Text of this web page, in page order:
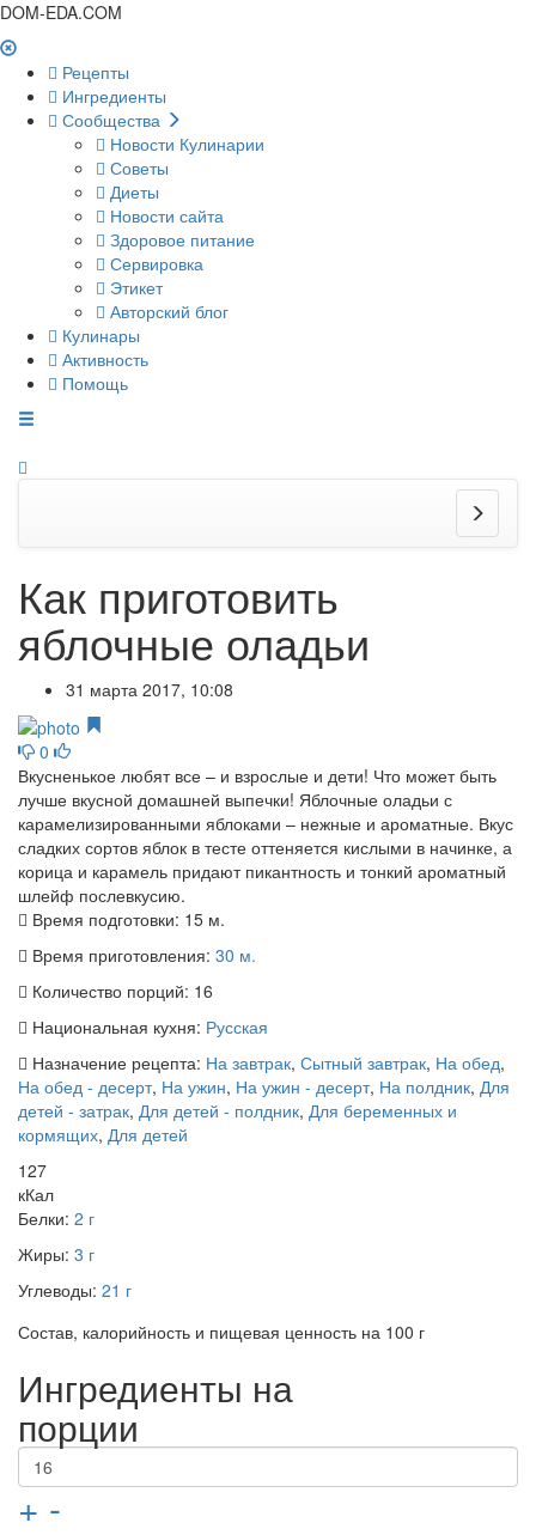
DOM-EDA.COM
Рецепты
Ингредиенты
Сообщества
Новости Кулинарии
Советы
Диеты
Новости сайта
Здоровое питание
Сервировка
Этикет
Авторский блог
Кулинары
Активность
Помощь
Как приготовить
яблочные оладьи
31 марта 2017, 10:08
0
Вкусненькое любят все – и взрослые и дети! Что может быть
лучше вкусной домашней выпечки! Яблочные оладьи с
карамелизированными яблоками – нежные и ароматные. Вкус
сладких сортов яблок в тесте оттеняется кислыми в начинке, а
корица и карамель придают пикантность и тонкий ароматный
шлейф послевкусию.
Время подготовки: 15 м.
Время приготовления: 30 м.
Количество порций: 16
Национальная кухня: Русская
Назначение рецепта: На завтрак, Сытный завтрак, На обед,
На обед - десерт, На ужин, На ужин - десерт, На полдник, Для
детей - затрак, Для детей - полдник, Для беременных и
кормящих, Для детей
127
кКал
Белки: 2 г
Жиры: 3 г
Углеводы: 21 г
Состав, калорийность и пищевая ценность на 100 г
Ингредиенты на
порции
+ -